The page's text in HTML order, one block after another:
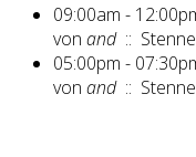
09:00am -
von and::
05:00pm -
von and::